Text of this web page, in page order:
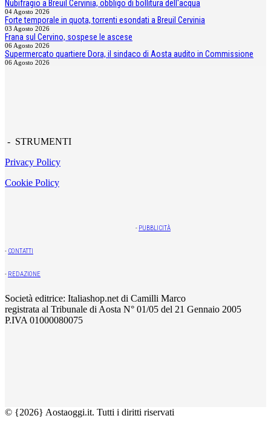
Nubifragio a Breuil Cervinia, obbligo di bollitura dell'acqua
04 Agosto 2026
Forte temporale in quota, torrenti esondati a Breuil Cervinia
03 Agosto 2026
Frana sul Cervino, sospese le ascese
06 Agosto 2026
Supermercato quartiere Dora, il sindaco di Aosta audito in Commissione
06 Agosto 2026
- STRUMENTI
Privacy Policy
Cookie Policy
- PUBBLICITÀ
- CONTATTI
- REDAZIONE
Società editrice: Italiashop.net di Camilli Marco
registrata al Tribunale di Aosta N° 01/05 del 21 Gennaio 2005
P.IVA 01000080075
© {2026} Aostaoggi.it. Tutti i diritti riservati